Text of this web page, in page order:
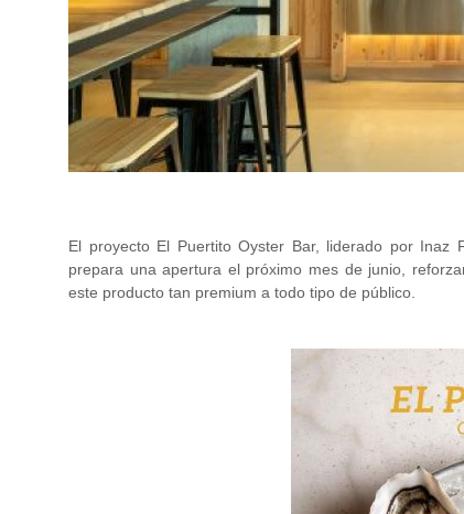
El proyecto El Puertito Oyster Bar, liderado por
prepara una apertura el próximo mes de junio,
este producto tan premium a todo tipo de público.